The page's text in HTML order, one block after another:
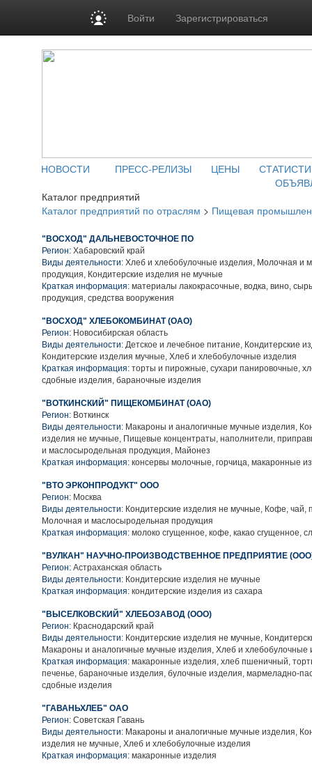
Войти Зарегистрироваться
НОВОСТИ ПРЕСС-РЕЛИЗЫ ЦЕНЫ
Каталог предприятий
Каталог предприятий по отраслям > Пищевая
"ВОСХОД" ДАЛЬНЕВОСТОЧНОЕ ПО
Регион: Хабаровский край
Виды деятельности: Хлеб и хлебобулочные изделия, Молочная и
продукция, Кондитерские изделия не мучные
Краткая информация: материалы лакокрасочные, водка, вино,
продукция, средства вооружения
"ВОСХОД" ХЛЕБОКОМБИНАТ (ОАО)
Регион: Новосибирская область
Виды деятельности: Детское и лечебное питание, Кондитерские
Кондитерские изделия мучные, Хлеб и хлебобулочные изделия
Краткая информация: торты и пирожные, сухари панировочные,
сдобные изделия, бараночные изделия
"ВОТКИНСКИЙ" ПИЩЕКОМБИНАТ (ОАО)
Регион: Воткинск
Виды деятельности: Макароны и аналогичные мучные изделия,
изделия не мучные, Пищевые концентраты, наполнители,
и маслосыродельная продукция, Майонез
Краткая информация: консервы молочные, горчица, макаронные
"ВТО ЭРКОНПРОДУКТ" ООО
Регион: Москва
Виды деятельности: Кондитерские изделия не мучные, Кофе, чай,
Молочная и маслосыродельная продукция
Краткая информация: молоко сгущенное, кофе, какао сгущенное,
"ВУЛКАН" НАУЧНО-ПРОИЗВОДСТВЕННОЕ ПРЕДПРИЯТИЕ
Регион: Астраханская область
Виды деятельности: Кондитерские изделия не мучные
Краткая информация: кондитерские изделия из сахара
"ВЫСЕЛКОВСКИЙ" ХЛЕБОЗАВОД (ООО)
Регион: Краснодарский край
Виды деятельности: Кондитерские изделия не мучные,
Макароны и аналогичные мучные изделия, Хлеб и хлебобулочные
Краткая информация: макаронные изделия, хлеб пшеничный,
печенье, бараночные изделия, булочные изделия, мармеладно-
сдобные изделия
"ГАВАНЬХЛЕБ" ОАО
Регион: Советская Гавань
Виды деятельности: Макароны и аналогичные мучные изделия,
изделия не мучные, Хлеб и хлебобулочные изделия
Краткая информация: макаронные изделия